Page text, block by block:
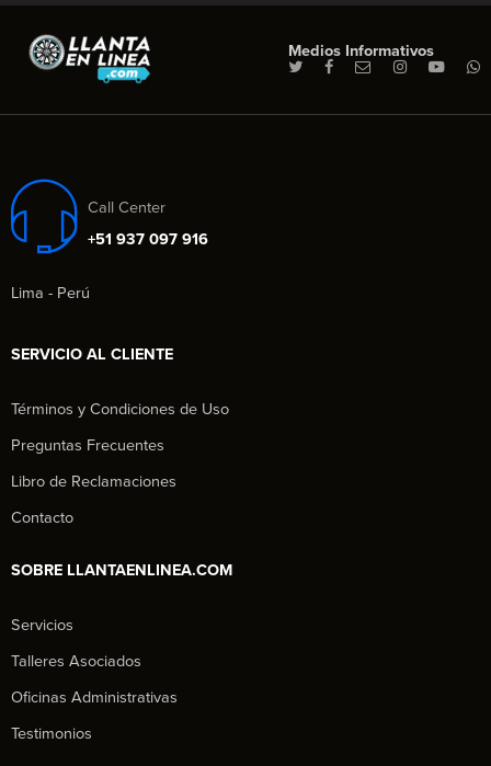
Medios Informativos
Call Center
+51 937 097 916
Lima - Perú
SERVICIO AL CLIENTE
Términos y Condiciones de Uso
Preguntas Frecuentes
Libro de Reclamaciones
Contacto
SOBRE LLANTAENLINEA.COM
Servicios
Talleres Asociados
Oficinas Administrativas
Testimonios